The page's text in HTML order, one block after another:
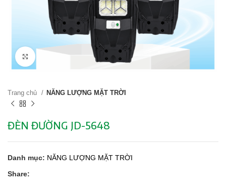
Click to enlarge
Trang chủ NĂNG LƯỢNG MẶT TRỜI
ĐÈN ĐƯỜNG JD-5648
Danh mục: NĂNG LƯỢNG MẶT TRỜI
Share: